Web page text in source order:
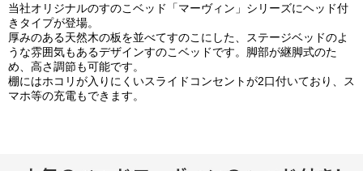
当社オリジナルのすのこベッド「マーヴィン」シリーズにヘッド付
きタイプが登場。
厚みのある天然木の板を並べてすのこにした、ステージベッドのよ
うな雰囲気もあるデザインすのこベッドです。脚部が継脚式のた
め、高さ調節も可能です。
棚にはホコリが入りにくいスライドコンセントが2口付いており、ス
マホ等の充電もできます。